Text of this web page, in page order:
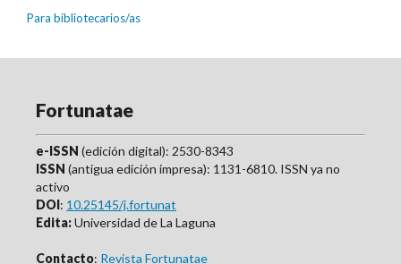
Para bibliotecarios/as
Fortunatae
e-ISSN (edición digital): 2530-8343
ISSN (antigua edición impresa): 1131-6810. ISSN ya no
activo
DOI: 10.25145/j.fortunat
Edita:Universidad de La Laguna
Contacto: Revista Fortunatae